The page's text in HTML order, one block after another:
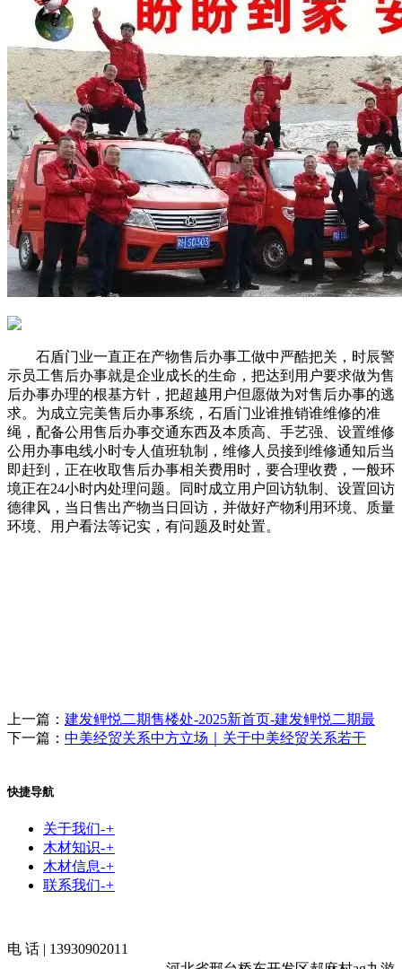
石盾门业一直正在产物售后办事工做中严酷把关，时辰警
示员工售后办事就是企业成长的生命，把达到用户要求做为售
后办事办理的根基方针，把超越用户但愿做为对售后办事的逃
求。为成立完美售后办事系统，石盾门业谁推销谁维修的准
绳，配备公用售后办事交通东西及本质高、手艺强、设置维修
公用办事电线小时专人值班轨制，维修人员接到维修通知后当
即赶到，正在收取售后办事相关费用时，要合理收费，一般环
境正在24小时内处理问题。同时成立用户回访轨制、设置回访
德律风，当日售出产物当日回访，并做好产物利用环境、质量
环境、用户看法等记实，有问题及时处置。
上一篇： 建发鲤悦二期售楼处-2025新首页-建发鲤悦二期最
下一篇： 中美经贸关系中方立场｜关于中美经贸关系若干
快捷导航
关于我们-+
木材知识-+
木材信息-+
联系我们-+
电 话 | 13930902011